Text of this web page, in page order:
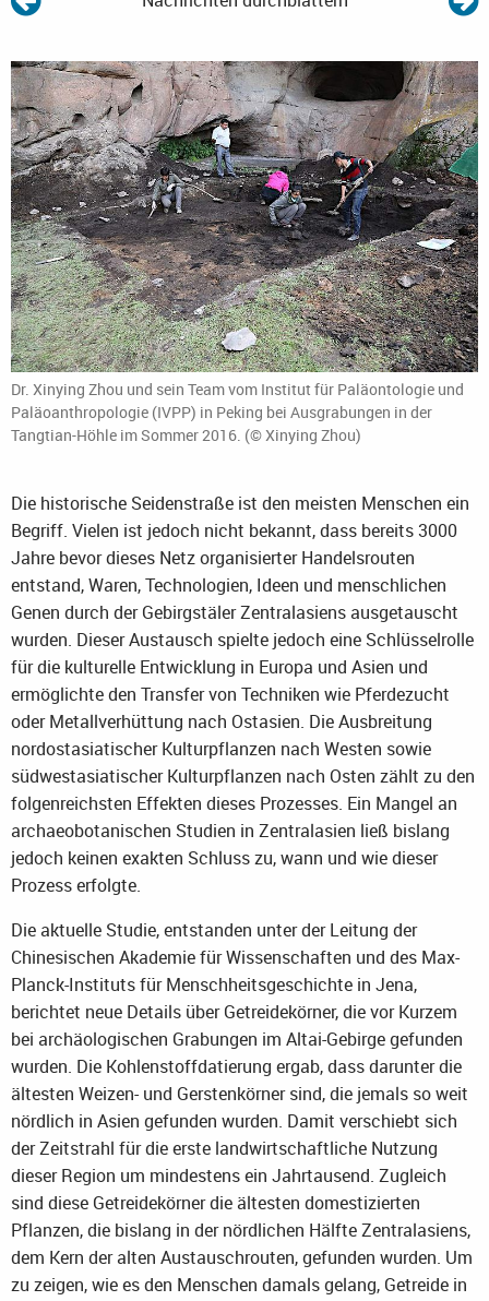
Dr. Xinying Zhou und sein Team vom Institut für Paläontologie und
Paläoanthropologie (IVPP) in Peking bei Ausgrabungen in der
Tangtian-Höhle im Sommer 2016. (© Xinying Zhou)
Die historische Seidenstraße ist den meisten Menschen ein
Begriff. Vielen ist jedoch nicht bekannt, dass bereits 3000
Jahre bevor dieses Netz organisierter Handelsrouten
entstand, Waren, Technologien, Ideen und menschlichen
Genen durch der Gebirgstäler Zentralasiens ausgetauscht
wurden. Dieser Austausch spielte jedoch eine Schlüsselrolle
für die kulturelle Entwicklung in Europa und Asien und
ermöglichte den Transfer von Techniken wie Pferdezucht
oder Metallverhüttung nach Ostasien. Die Ausbreitung
nordostasiatischer Kulturpflanzen nach Westen sowie
südwestasiatischer Kulturpflanzen nach Osten zählt zu den
folgenreichsten Effekten dieses Prozesses. Ein Mangel an
archaeobotanischen Studien in Zentralasien ließ bislang
jedoch keinen exakten Schluss zu, wann und wie dieser
Prozess erfolgte.
Die aktuelle Studie, entstanden unter der Leitung der
Chinesischen Akademie für Wissenschaften und des Max-
Planck-Instituts für Menschheitsgeschichte in Jena,
berichtet neue Details über Getreidekörner, die vor Kurzem
bei archäologischen Grabungen im Altai-Gebirge gefunden
wurden. Die Kohlenstoffdatierung ergab, dass darunter die
ältesten Weizen- und Gerstenkörner sind, die jemals so weit
nördlich in Asien gefunden wurden. Damit verschiebt sich
der Zeitstrahl für die erste landwirtschaftliche Nutzung
dieser Region um mindestens ein Jahrtausend. Zugleich
sind diese Getreidekörner die ältesten domestizierten
Pflanzen, die bislang in der nördlichen Hälfte Zentralasiens,
dem Kern der alten Austauschrouten, gefunden wurden. Um
zu zeigen, wie es den Menschen damals gelang, Getreide in